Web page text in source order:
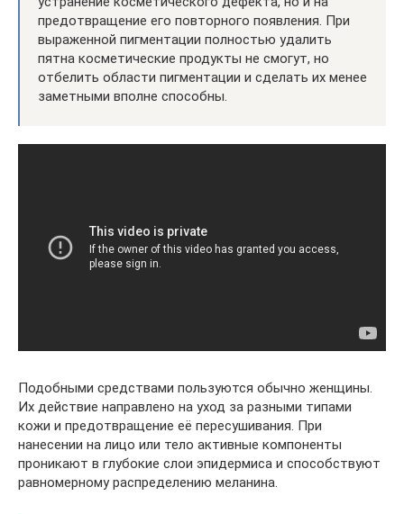
предотвращение его повторного появления. При
выраженной пигментации полностью удалить
пятна косметические продукты не смогут, но
отбелить области пигментации и сделать их менее
заметными вполне способны.
Подобными средствами пользуются обычно женщины.
Их действие направлено на уход за разными типами
кожи и предотвращение её пересушивания. При
нанесении на лицо или тело активные компоненты
проникают в глубокие слои эпидермиса и способствуют
равномерному распределению меланина.